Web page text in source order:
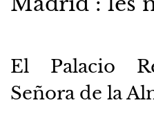
El Palacio
Señora de la